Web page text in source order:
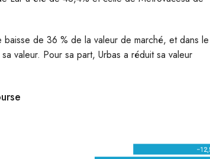
de 36 % de la valeur de marché, et dans le
valeur. Pour sa part, Urbas a réduit sa valeur